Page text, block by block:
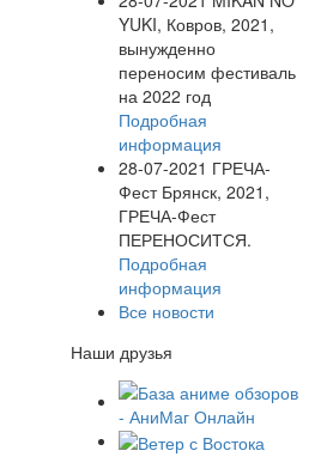
YUKI, Ковров, 2021,
вынужденно
переносим фестиваль
на 2022 год
Подробная
информация
28-07-2021 ГРЕЧА-
Фест Брянск, 2021,
ГРЕЧА-Фест
ПЕРЕНОСИТСЯ.
Подробная
информация
Все новости
Наши друзья